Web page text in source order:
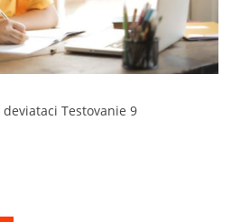
Testovanie 9